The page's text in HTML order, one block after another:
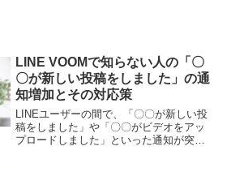
LINE VOOMで知らない人の「〇
〇が新しい投稿をしました」の通
知増加とその対応策
LINEユーザーの間で、「〇〇が新しい投
稿をしました」や「〇〇がビデオをアッ
プロードしました」といった通知が突然